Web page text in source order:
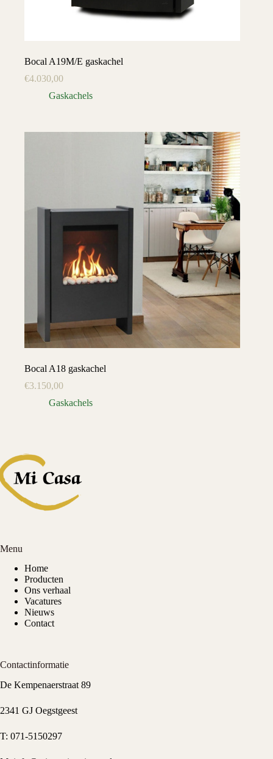
Bocal A19M/E gaskachel
€4.030,00
Gaskachels
Bocal A18 gaskachel
€3.150,00
Gaskachels
Menu
Home
Producten
Ons verhaal
Vacatures
Nieuws
Contact
Contactinformatie
De Kempenaerstraat 89
2341 GJ Oegstgeest
T: 071-5150297